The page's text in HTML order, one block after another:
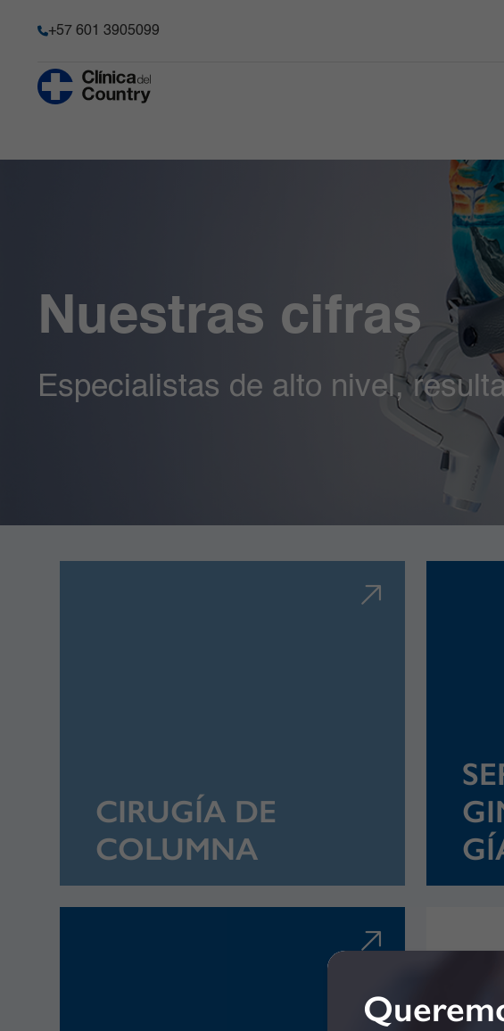
+57 601 3905099
Solicitudes comité de Historia Clínica
Contacto
Nuestras
Ginecobstetricia
Progenitores Hematopoyéticos
Hospitalización Adultos
Imágenes Diagnósticas del
Laboratorio Clínico y Patología
Medicina Cardiovascular
Medicina Interna y Clínicas
Nuestras cifras
Especialistas de alto nivel,
CIRUGÍA DE
COLUMNA